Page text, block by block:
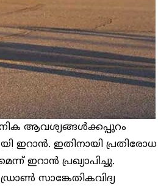
ആവശ്യങ്ങൾക്കപ്പുറം
ഇറാൻ. ഇതിനായി പ്രതിരോധ
ഇറാൻ പ്രഖ്യാപിച്ചു.
സാങ്കേതികവിദ്യ